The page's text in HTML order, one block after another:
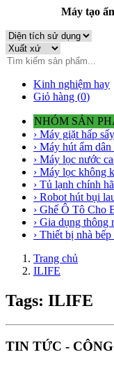
Máy tạo
Kinh nghiệm hay
Giỏ hàng (0)
NHÓM SẢN
› Máy giặt hấp
› Máy hút ẩm
› Máy lọc nước
› Máy lọc không
› Tủ lạnh chính
› Robot hút bụi
› Ghế Ô Tô Cho
› Gia dụng thông
› Thiết bị nhà bếp
Trang chủ
ILIFE
Tags: ILIFE
TIN TỨC -